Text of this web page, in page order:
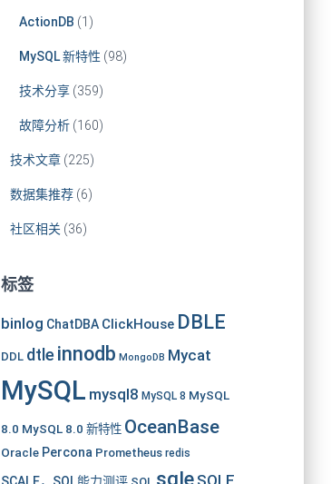
ActionDB (1)
MySQL 新特性 (98)
技术分享(359)
故障分析(160)
技术文章(225)
数据集推荐(6)
社区相关 (36)
标签
binlog ChatDBA ClickHouse DBLE
DDL dtle innodb MongoDB Mycat
MySQL mysql8 MySQL 8 MySQL
8.0 MySQL 8.0 新特性 OceanBase
Oracle Percona Prometheus redis
sqle SQLE